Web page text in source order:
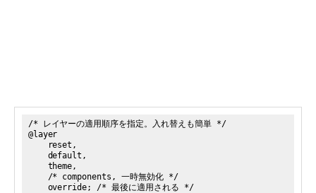
/* レイヤーの適用順序を指定。入れ替えも簡単 */
@layer
reset,
default,
theme,
/* components, 一時無効化 */
override; /* 最後に適用される */